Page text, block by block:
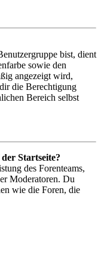
bist, dient
sowie den
angezeigt wird,
die Berechtigung
Bereich selbst
Startseite?
des Forenteams,
Moderatoren. Du
wie die Foren, die